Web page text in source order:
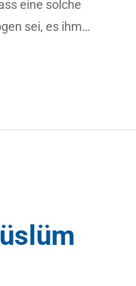
eine solche
sei, es ihm…